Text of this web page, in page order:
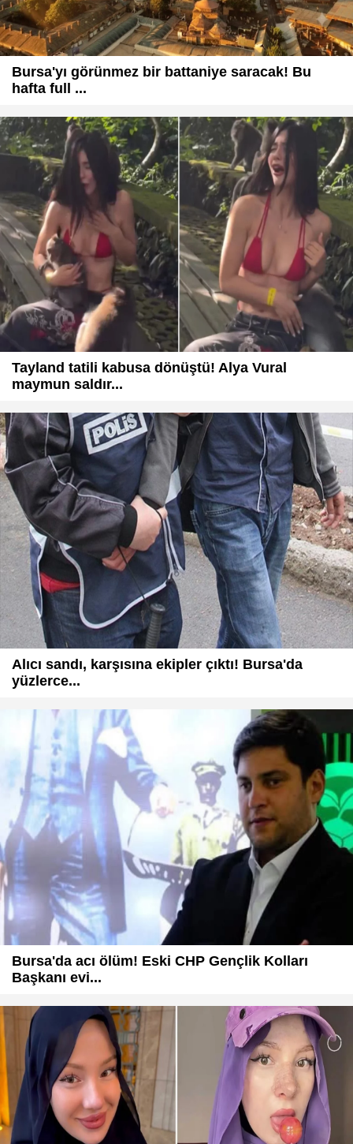
Bursa'yı görünmez bir battaniye saracak! Bu
hafta full ...
Tayland tatili kabusa dönüştü! Alya Vural
maymun saldır...
Alıcı sandı, karşısına ekipler çıktı! Bursa'da
yüzlerce...
Bursa'da acı ölüm! Eski CHP Gençlik Kolları
Başkanı evi...